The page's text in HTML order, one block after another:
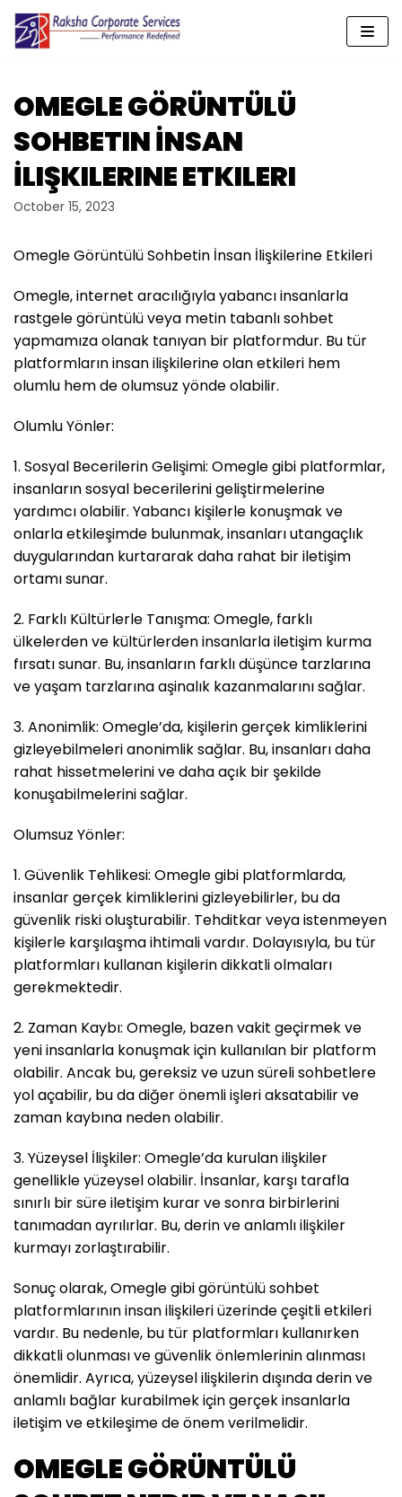
Skip
content
OMEGLE GÖRÜNTÜLÜ
SOHBETIN İNSAN
İLIŞKILERINE ETKILERI
October 15, 2023
Omegle Görüntülü Sohbetin İnsan İlişkilerine Etkileri
Omegle, internet aracılığıyla yabancı insanlarla
rastgele görüntülü veya metin tabanlı sohbet
yapmamıza olanak tanıyan bir platformdur. Bu tür
platformların insan ilişkilerine olan etkileri hem
olumlu hem de olumsuz yönde olabilir.
Olumlu Yönler:
1. Sosyal Becerilerin Gelişimi: Omegle gibi platformlar,
insanların sosyal becerilerini geliştirmelerine
yardımcı olabilir. Yabancı kişilerle konuşmak ve
onlarla etkileşimde bulunmak, insanları utangaçlık
duygularından kurtararak daha rahat bir iletişim
ortamı sunar.
2. Farklı Kültürlerle Tanışma: Omegle, farklı
ülkelerden ve kültürlerden insanlarla iletişim kurma
fırsatı sunar. Bu, insanların farklı düşünce tarzlarına
ve yaşam tarzlarına aşinalık kazanmalarını sağlar.
3. Anonimlik: Omegle’da, kişilerin gerçek kimliklerini
gizleyebilmeleri anonimlik sağlar. Bu, insanları daha
rahat hissetmelerini ve daha açık bir şekilde
konuşabilmelerini sağlar.
Olumsuz Yönler:
1. Güvenlik Tehlikesi: Omegle gibi platformlarda,
insanlar gerçek kimliklerini gizleyebilirler, bu da
güvenlik riski oluşturabilir. Tehditkar veya istenmeyen
kişilerle karşılaşma ihtimali vardır. Dolayısıyla, bu tür
platformları kullanan kişilerin dikkatli olmaları
gerekmektedir.
2. Zaman Kaybı: Omegle, bazen vakit geçirmek ve
yeni insanlarla konuşmak için kullanılan bir platform
olabilir. Ancak bu, gereksiz ve uzun süreli sohbetlere
yol açabilir, bu da diğer önemli işleri aksatabilir ve
zaman kaybına neden olabilir.
3. Yüzeysel İlişkiler: Omegle’da kurulan ilişkiler
genellikle yüzeysel olabilir. İnsanlar, karşı tarafla
sınırlı bir süre iletişim kurar ve sonra birbirlerini
tanımadan ayrılırlar. Bu, derin ve anlamlı ilişkiler
kurmayı zorlaştırabilir.
Sonuç olarak, Omegle gibi görüntülü sohbet
platformlarının insan ilişkileri üzerinde çeşitli etkileri
vardır. Bu nedenle, bu tür platformları kullanırken
dikkatli olunması ve güvenlik önlemlerinin alınması
önemlidir. Ayrıca, yüzeysel ilişkilerin dışında derin ve
anlamlı bağlar kurabilmek için gerçek insanlarla
iletişim ve etkileşime de önem verilmelidir.
OMEGLE GÖRÜNTÜLÜ